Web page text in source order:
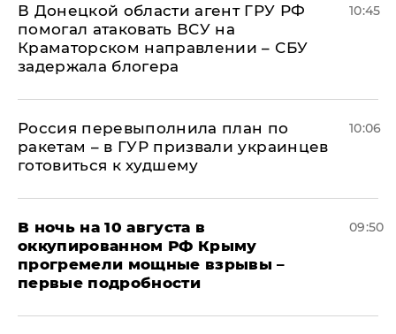
В Донецкой области агент ГРУ РФ
помогал атаковать ВСУ на
Краматорском направлении – СБУ
задержала блогера
10:45
Россия перевыполнила план по
ракетам – в ГУР призвали украинцев
готовиться к худшему
10:06
В ночь на 10 августа в
оккупированном РФ Крыму
прогремели мощные взрывы –
первые подробности
09:50